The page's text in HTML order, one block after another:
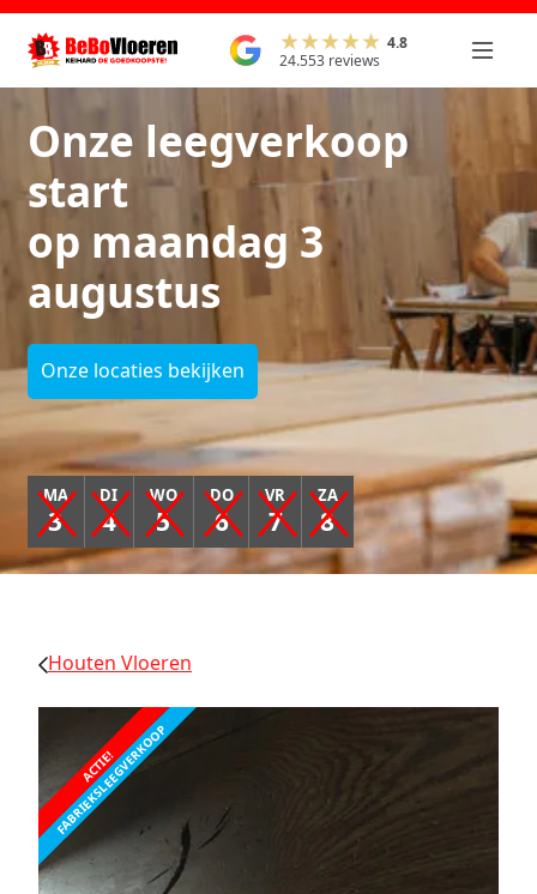
4.8
24.553 reviews
Onze leegverkoop
start
op maandag 3
augustus
Onze locaties bekijken
MA
3
DI
4
WO
5
DO
6
VR
7
ZA
8
Houten Vloeren
ACTIE!
FABRIEKSLEEGVERKOOP